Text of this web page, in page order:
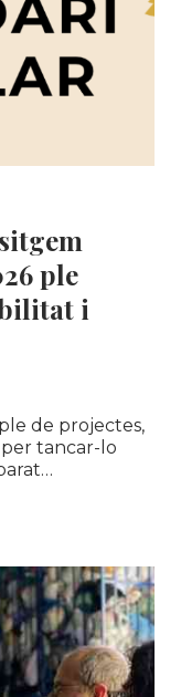
ple
i
de projectes,
tancar-lo